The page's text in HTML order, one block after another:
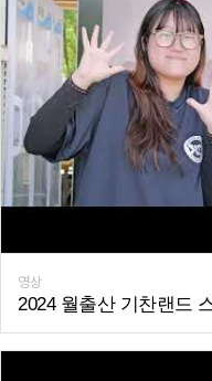
영상
2024 월출산 기찬랜드